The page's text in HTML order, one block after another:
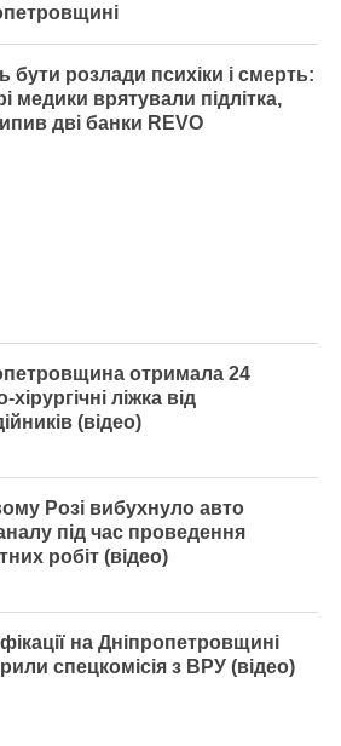
бути розлади психіки і смерть:
медики врятували підлітка,
дві банки REVO
отримала 24
хірургічні ліжка від
(відео)
Розі вибухнуло авто
під час проведення
робіт (відео)
на Дніпропетровщині
спецкомісія з ВРУ (відео)